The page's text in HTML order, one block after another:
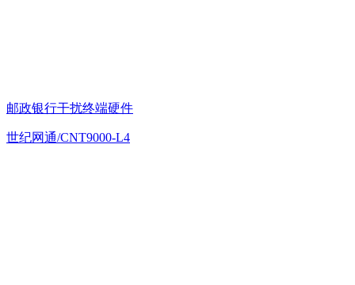
邮政银行干扰终端硬件
世纪网通/CNT9000-L4